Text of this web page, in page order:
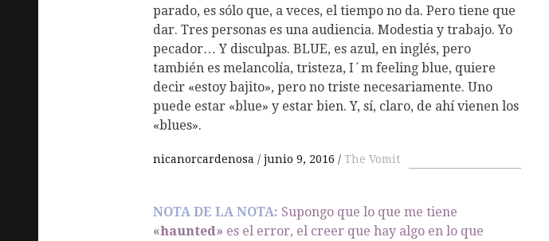
parado, es sólo que, a veces, el tiempo no da. Pero tiene que
dar. Tres personas es una audiencia. Modestia y trabajo. Yo
pecador… Y disculpas. BLUE, es azul, en inglés, pero
también es melancolía, tristeza, I´m feeling blue, quiere
decir «estoy bajito», pero no triste necesariamente. Uno
puede estar «blue» y estar bien. Y, sí, claro, de ahí vienen los
«blues».
nicanorcardenosa junio 9, 2016 The Vomit
NOTA DE LA NOTA: Supongo que lo que me tiene
«haunted» es el error, el creer que hay algo en lo que